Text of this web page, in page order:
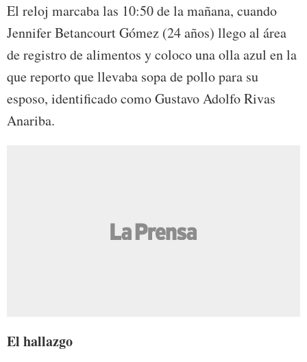
El reloj marcaba las 10:50 de la mañana, cuando
Jennifer Betancourt Gómez (24 años) llego al área
de registro de alimentos y coloco una olla azul en la
que reporto que llevaba sopa de pollo para su
esposo, identificado como Gustavo Adolfo Rivas
Anariba.
El hallazgo